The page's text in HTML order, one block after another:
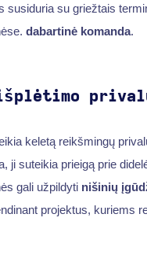
susiduria su griežtais
dabartinė komanda.
keletą reikšmingų
ji suteikia prieigą prie
gali užpildyti nišinių
projektus, kuriems